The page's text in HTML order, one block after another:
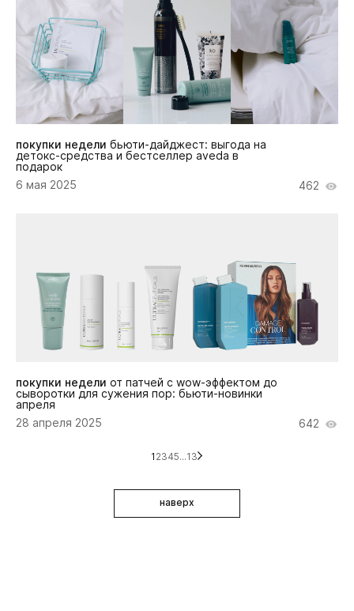
покупки недели бьюти-дайджест: выгода на
детокс-средства и бестселлер aveda в
подарок
6 мая 2025
462
покупки недели от патчей с wow-эффектом до
сыворотки для сужения пор: бьюти-новинки
апреля
28 апреля 2025
642
1 2345...13
наверх